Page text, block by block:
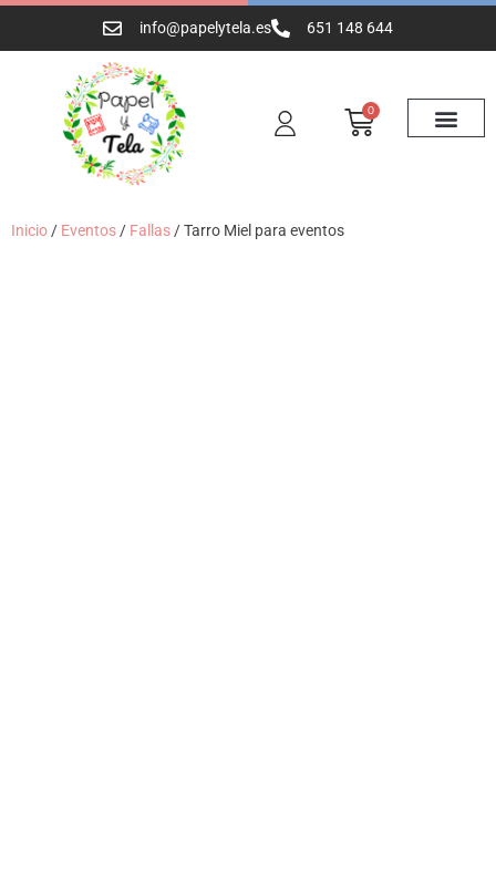
info@papelytela.es 651 148 644
0
Inicio / Eventos / Fallas / Tarro Miel para eventos